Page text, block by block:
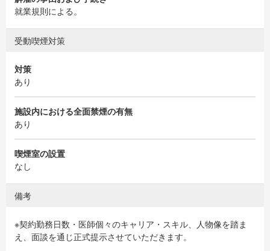
就業規則による。
受動喫煙対策
対策
あり
施設内における全面禁煙の有無
あり
喫煙室の設置
なし
備考
※契約勤務日数・医師個々のキャリア・スキル、人物像を踏ま
え、面談を通じ正式提示させていただきます。